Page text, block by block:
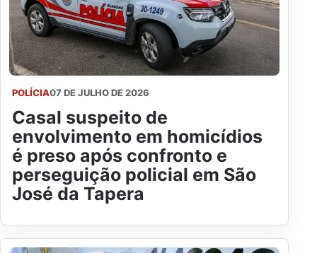
POLÍCIA07 DE JULHO DE 2026
Casal suspeito de
envolvimento em homicídios
é preso após confronto e
perseguição policial em São
José da Tapera